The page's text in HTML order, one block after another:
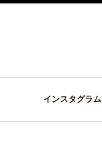
インスタグラム